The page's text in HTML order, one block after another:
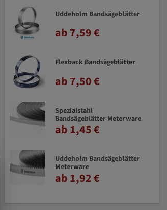
Uddeholm Bandsägeblätter
ab 7,59 €
Flexback Bandsägeblätter
ab 7,50 €
Spezialstahl
Bandsägeblätter Meterware
ab 1,45 €
Uddeholm Bandsägeblätter
Meterware
ab 1,92 €